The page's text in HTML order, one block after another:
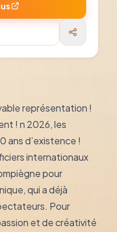
représentation !
! n 2026, les
ans d’existence !
internationaux
pour
qui a déjà
Pour
et de créativité